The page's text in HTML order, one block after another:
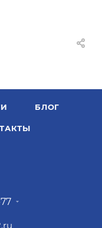
БЛОГ